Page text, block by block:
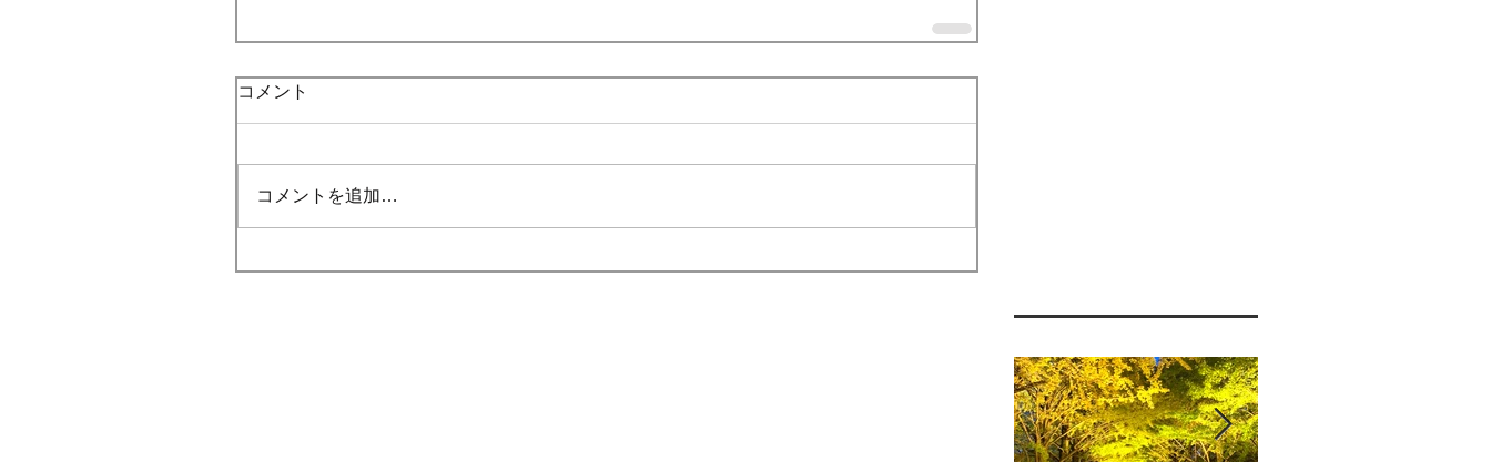
コメント
コメントを追加…